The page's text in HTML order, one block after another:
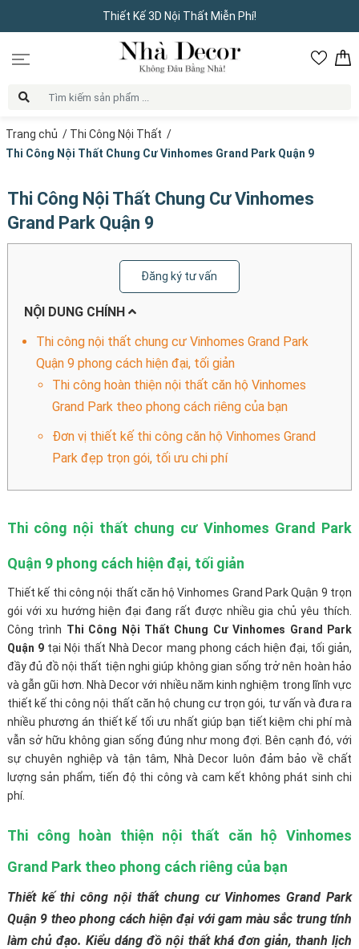
Thiết Kế 3D Nội Thất Miễn Phí!
Trang chủ / Thi Công Nội Thất /
Thi Công Nội Thất Chung Cư Vinhomes Grand Park Quận 9
Thi Công Nội Thất Chung Cư Vinhomes
Grand Park Quận 9
Đăng ký tư vấn
NỘI DUNG CHÍNH
Thi công nội thất chung cư Vinhomes Grand Park
Quận 9 phong cách hiện đại, tối giản
Thi công hoàn thiện nội thất căn hộ Vinhomes
Grand Park theo phong cách riêng của bạn
Đơn vị thiết kế thi công căn hộ Vinhomes Grand
Park đẹp trọn gói, tối ưu chi phí
Thi công nội thất chung cư Vinhomes Grand Park
Quận 9 phong cách hiện đại, tối giản
Thiết kế thi công nội thất căn hộ Vinhomes Grand Park Quận 9 trọn
gói với xu hướng hiện đại đang rất được nhiều gia chủ yêu thích.
Công trình Thi Công Nội Thất Chung Cư Vinhomes Grand Park
Quận 9 tại Nội thất Nhà Decor mang phong cách hiện đại, tối giản,
đầy đủ đồ nội thất tiện nghi giúp không gian sống trở nên hoàn hảo
và gẫn gũi hơn. Nhà Decor với nhiều năm kinh nghiệm trong lĩnh vực
thiết kế thi công nội thất căn hộ chung cư trọn gói, tư vấn và đưa ra
nhiều phương án thiết kế tối ưu nhất giúp bạn tiết kiệm chi phí mà
vẫn sở hữu không gian sống đúng như mong đợi. Bên cạnh đó, với
sự chuyên nghiệp và tận tâm, Nhà Decor luôn đảm bảo về chất
lượng sản phẩm, tiến độ thi công và cam kết không phát sinh chi
phí.
Thi công hoàn thiện nội thất căn hộ Vinhomes
Grand Park theo phong cách riêng của bạn
Thiết kế thi công nội thất chung cư Vinhomes Grand Park
Quận 9 theo phong cách hiện đại với gam màu sắc trung tính
làm chủ đạo. Kiểu dáng đồ nội thất khá đơn giản, thanh lịch